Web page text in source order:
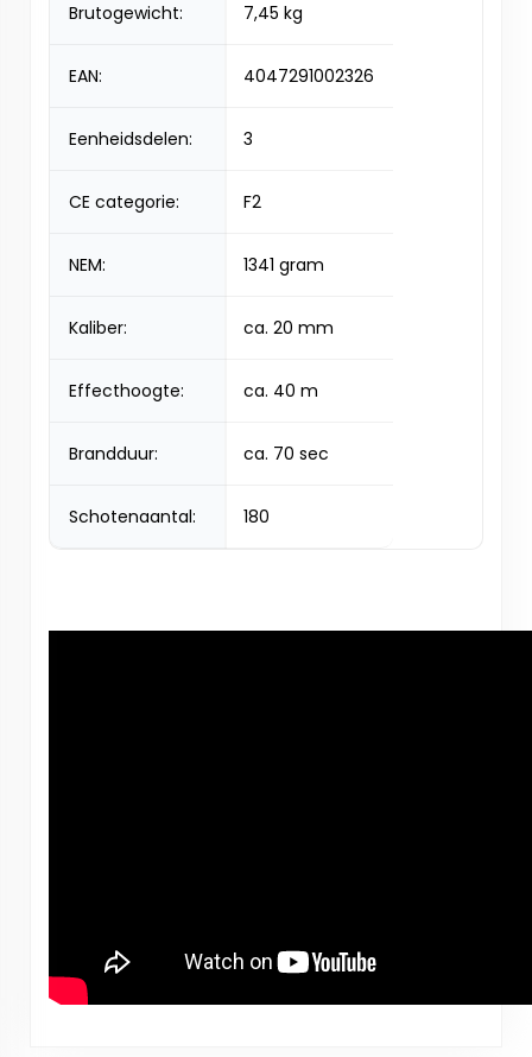
Brutogewicht: 7,45 kg
EAN: 4047291002326
Eenheidsdelen: 3
CE categorie: F2
NEM: 1341 gram
Kaliber: ca. 20 mm
Effecthoogte: ca. 40 m
Brandduur: ca. 70 sec
Schotenaantal: 180